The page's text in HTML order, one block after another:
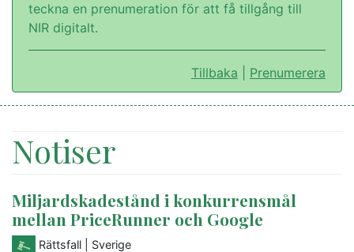
teckna en prenumeration för att få tillgång till
NIR digitalt.
Tillbaka Prenumerera
Notiser
Miljardskadestånd i konkurrensmål
mellan PriceRunner och Google
Rättsfall | Sverige